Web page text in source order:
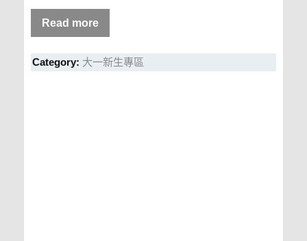
Read more
Category: 大一新生專區